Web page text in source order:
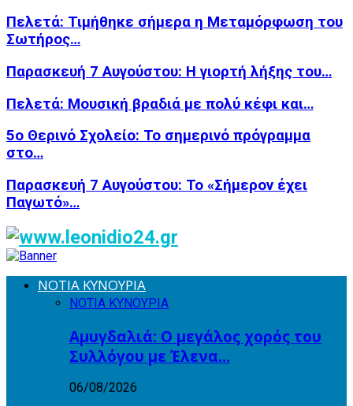
Πελετά: Τιμήθηκε σήμερα η Μεταμόρφωση του
Σωτήρος…
Παρασκευή 7 Αυγούστου: Η γιορτή λήξης του…
Πελετά: Μουσική βραδιά με πολύ κέφι και…
5ο Θερινό Σχολείο: Το σημερινό πρόγραμμα
στο…
Παρασκευή 7 Αυγούστου: Το «Σήμερον έχει
Παγωτό»…
ΝΟΤΙΑ ΚΥΝΟΥΡΙΑ
ΝΟΤΙΑ ΚΥΝΟΥΡΙΑ
Αμυγδαλιά: Ο μεγάλος χορός του
Συλλόγου με Έλενα…
06/08/2026